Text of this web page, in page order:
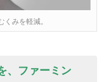
みを軽減。
、ファーミン